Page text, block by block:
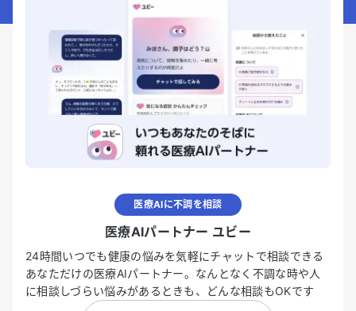
医療AIに不調を相談
医療AIパートナー ユビー
24時間いつでも健康の悩みを気軽にチャットで相談できる
あなただけの医療AIパートナー。なんとなく不調な時や人
に相談しづらい悩みがあるときも、どんな相談もOKです